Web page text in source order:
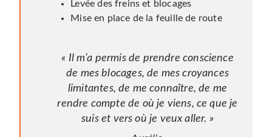
Levée des freins et blocages
Mise en place de la feuille de route
« Il m’a permis de prendre conscience
de mes blocages, de mes croyances
limitantes, de me connaître, de me
rendre compte de où je viens, ce que je
suis et vers où je veux aller. »